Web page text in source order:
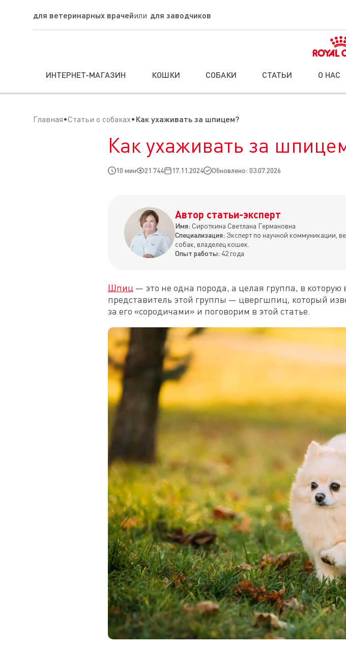
для ветеринарных врачей для заводчиков
ИНТЕРНЕТ-МАГАЗИН КОШКИ СОБАКИ СТАТЬИ О НАС
Главная Статьи о собаках Как ухаживать за шпицем?
Как ухаживать за
10 мин 21 744 17.11.2024 Обновлено: 03.07.2026
Автор статьи-эксперт
Имя: Сироткина Светлана Германовна
Специализация: Эксперт по научной коммуникации,
собак, владелец кошек.
Опыт работы: 42 года
Шпиц — это не одна порода, а целая группа, в
представитель этой группы — цвергшпиц, который